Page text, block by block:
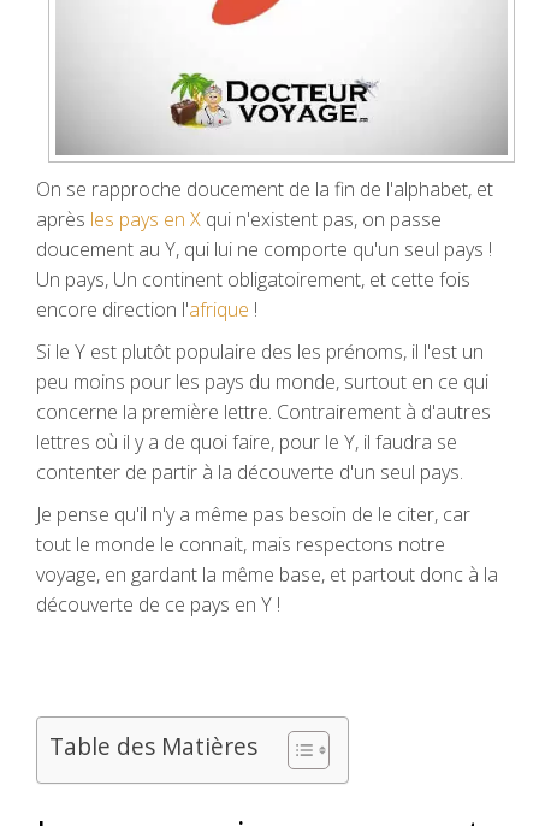
On se rapproche doucement de la fin de l'alphabet, et
après les pays en X qui n'existent pas, on passe
doucement au Y, qui lui ne comporte qu'un seul pays !
Un pays, Un continent obligatoirement, et cette fois
encore direction l'afrique !
Si le Y est plutôt populaire des les prénoms, il l'est un
peu moins pour les pays du monde, surtout en ce qui
concerne la première lettre. Contrairement à d'autres
lettres où il y a de quoi faire, pour le Y, il faudra se
contenter de partir à la découverte d'un seul pays.
Je pense qu'il n'y a même pas besoin de le citer, car
tout le monde le connait, mais respectons notre
voyage, en gardant la même base, et partout donc à la
découverte de ce pays en Y !
Table des Matières